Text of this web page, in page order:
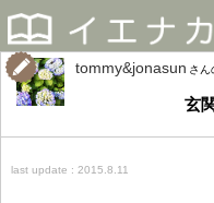
tommy&jonasun さん
玄
last update : 2015.8.11